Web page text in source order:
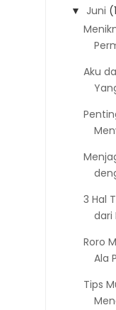
▼ Juni
Aku
3 Hal
dari
Roro
Ala
Tips